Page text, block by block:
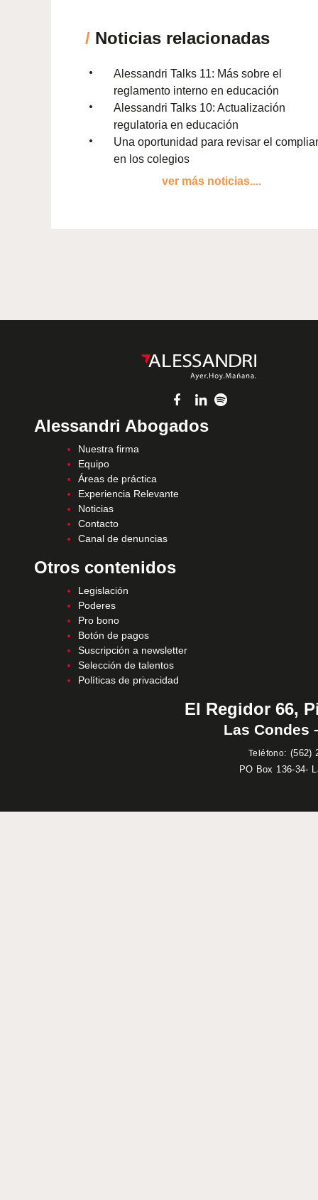
/ Noticias relacionadas
Alessandri Talks 11: Más sobre el
reglamento interno en educación
Alessandri Talks 10: Actualización
regulatoria en educación
Una oportunidad para revisar el
en los colegios
ver más noticias....
Alessandri Abogados
Nuestra firma
Equipo
Áreas de práctica
Experiencia Relevante
Noticias
Contacto
Canal de denuncias
Otros contenidos
Legislación
Poderes
Pro bono
Botón de pagos
Suscripción a newsletter
Selección de talentos
Políticas de privacidad
El Regidor 66,
Las Condes
Teléfono: (562)
PO Box 136-34-